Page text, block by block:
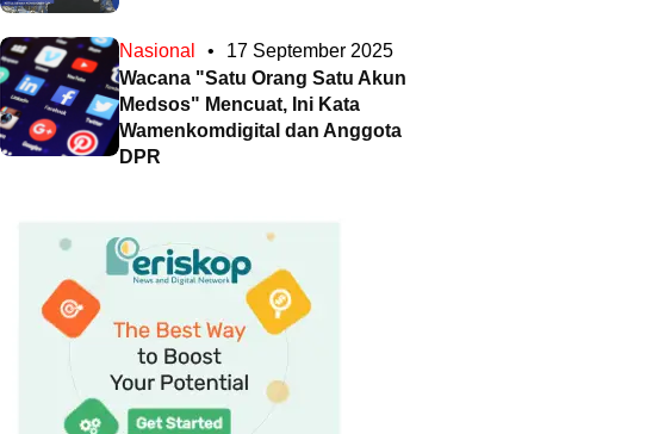
Nasional •
17 September 2025
Wacana "Satu Orang Satu Akun
Medsos" Mencuat, Ini Kata
Wamenkomdigital dan Anggota
DPR